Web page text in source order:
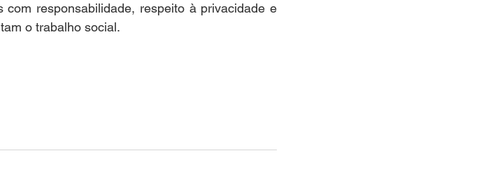
responsabilidade, respeito à privacidade e
o trabalho social.